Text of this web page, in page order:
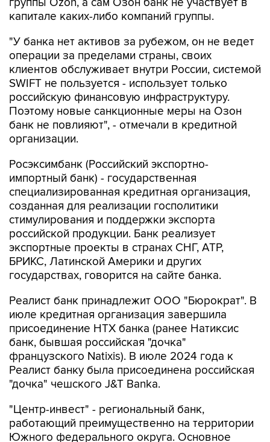
группы Ozon, а сам Озон банк не участвует в
капитале каких-либо компаний группы.
"У банка нет активов за рубежом, он не ведет
операции за пределами страны, своих
клиентов обслуживает внутри России, системой
SWIFT не пользуется - использует только
российскую финансовую инфраструктуру.
Поэтому новые санкционные меры на Озон
банк не повлияют", - отмечали в кредитной
организации.
Росэксимбанк (Российский экспортно-
импортный банк) - государственная
специализированная кредитная организация,
созданная для реализации госполитики
стимулирования и поддержки экспорта
российской продукции. Банк реализует
экспортные проекты в странах СНГ, АТР,
БРИКС, Латинской Америки и других
государствах, говорится на сайте банка.
Реалист банк принадлежит ООО "Бюрократ". В
июле кредитная организация завершила
присоединение НТХ банка (ранее Натиксис
банк, бывшая российская "дочка"
французского Natixis). В июле 2024 года к
Реалист банку была присоединена российская
"дочка" чешского J&T Banka.
"Центр-инвест" - региональный банк,
работающий преимущественно на территории
Южного федерального округа. Основное